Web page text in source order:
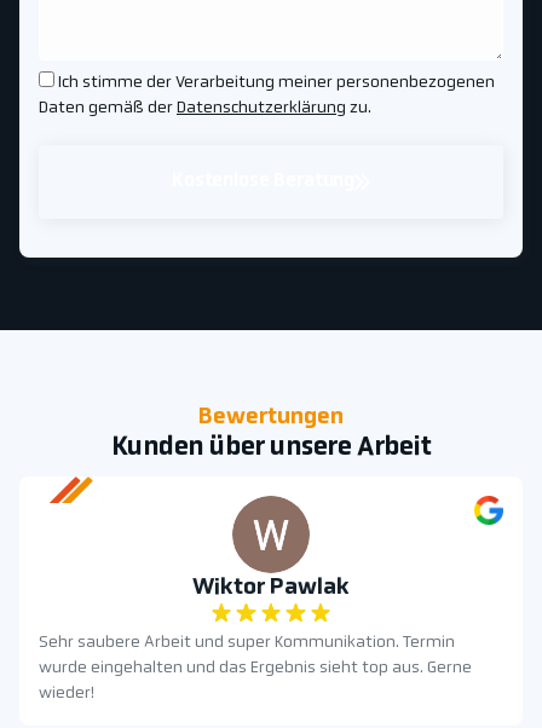
Ich stimme der Verarbeitung meiner personenbezogenen
Daten gemäß der Datenschutzerklärung zu.
Bewertungen
Kunden über unsere Arbeit
Wiktor Pawlak
Sehr saubere Arbeit und super Kommunikation. Termin
wurde eingehalten und das Ergebnis sieht top aus. Gerne
wieder!